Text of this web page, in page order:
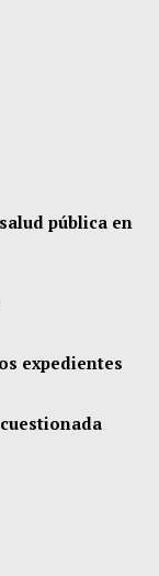
pública en
expedientes